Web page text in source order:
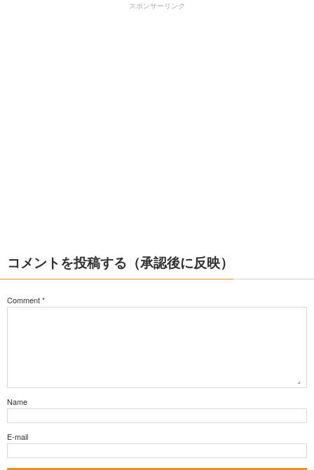
スポンサーリンク
コメントを投稿する（承認後に反映）
Comment*
Name
E-mail